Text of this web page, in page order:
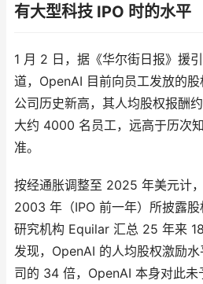
有大型科技 IPO 时的水平
1 月 2 日，据《华尔街日报》援
道，OpenAI 目前向员工发放的
公司历史新高，其人均股权报酬
大约 4000 名员工，远高于历次
准。
按经通胀调整至 2025 年美元计
2003 年（IPO 前一年）所披露
研究机构 Equilar 汇总 25 年来
发现，OpenAI 的人均股权激励
司的 34 倍，OpenAI 本身对此未